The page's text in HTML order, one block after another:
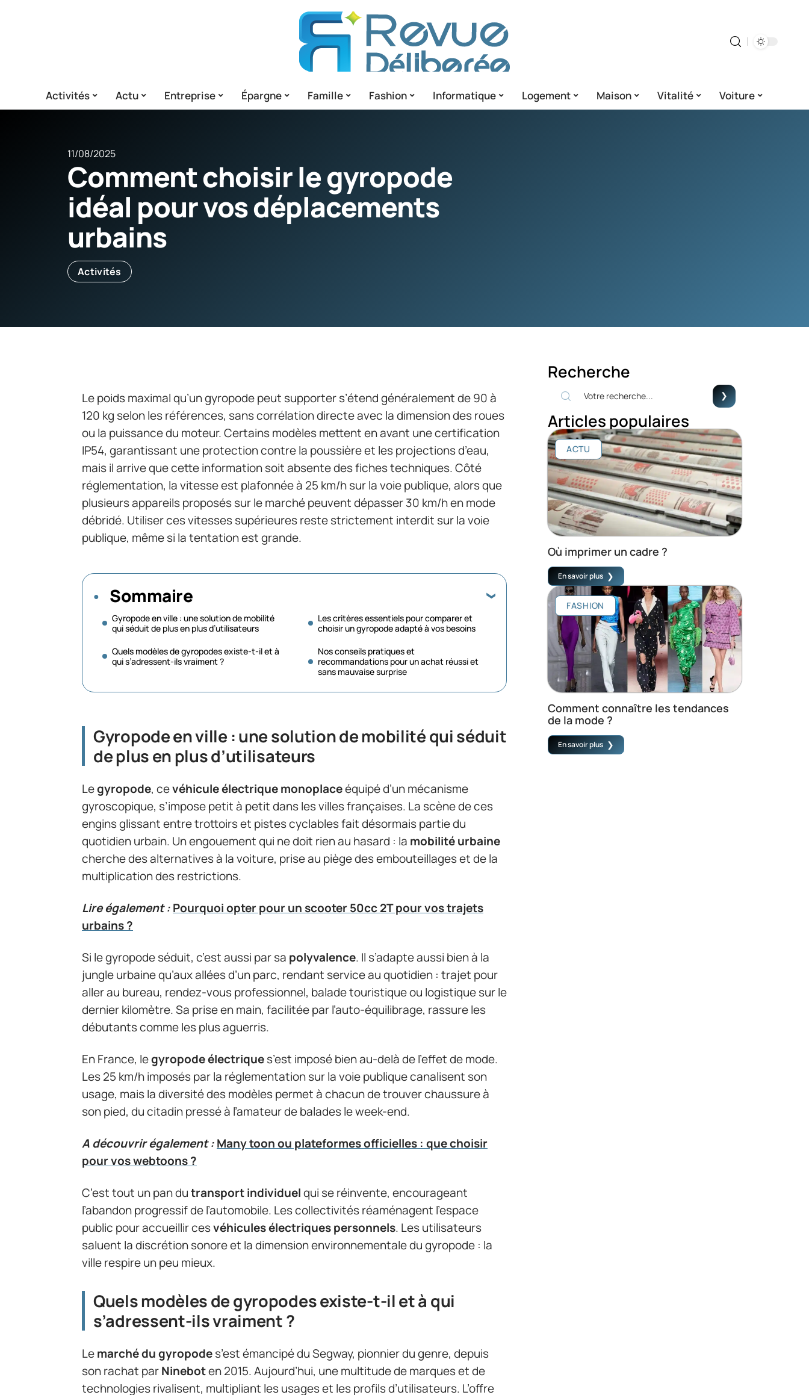
Activités Actu Entreprise Épargne Famille Fashion Informatique Logement Maison Vitalité Voiture
11/08/2025
Comment choisir le gyropode
idéal pour vos déplacements
urbains
Activités
Le poids maximal qu’un gyropode peut supporter s’étend généralement de 90 à
120 kg selon les références, sans corrélation directe avec la dimension des roues
ou la puissance du moteur. Certains modèles mettent en avant une certification
IP54, garantissant une protection contre la poussière et les projections d’eau,
mais il arrive que cette information soit absente des fiches techniques. Côté
réglementation, la vitesse est plafonnée à 25 km/h sur la voie publique, alors que
plusieurs appareils proposés sur le marché peuvent dépasser 30 km/h en mode
débridé. Utiliser ces vitesses supérieures reste strictement interdit sur la voie
publique, même si la tentation est grande.
Sommaire
Gyropode en ville : une solution de mobilité
qui séduit de plus en plus d’utilisateurs
Quels modèles de gyropodes existe-t-il et à
qui s’adressent-ils vraiment ?
Les critères essentiels pour comparer et
choisir un gyropode adapté à vos besoins
Nos conseils pratiques et
recommandations pour un achat réussi et
sans mauvaise surprise
Gyropode en ville : une solution de mobilité qui séduit
de plus en plus d’utilisateurs
Legyropode, cevéhicule électrique monoplaceéquipé d’un mécanisme
gyroscopique, s’impose petit à petit dans les villes françaises. La scène de ces
engins glissant entre trottoirs et pistes cyclables fait désormais partie du
quotidien urbain. Un engouement qui ne doit rien au hasard : la mobilité urbaine
cherche des alternatives à la voiture, prise au piège des embouteillages et de la
multiplication des restrictions.
Lire également :Pourquoi opter pour un scooter 50cc 2T pour vos trajets
urbains ?
Si le gyropode séduit, c’est aussi par sa polyvalence. Il s’adapte aussi bien à la
jungle urbaine qu’aux allées d’un parc, rendant service au quotidien : trajet pour
aller au bureau, rendez-vous professionnel, balade touristique ou logistique sur le
dernier kilomètre. Sa prise en main, facilitée par l’auto-équilibrage, rassure les
débutants comme les plus aguerris.
En France, legyropode électriques’est imposé bien au-delà de l’effet de mode.
Les 25 km/h imposés par la réglementation sur la voie publique canalisent son
usage, mais la diversité des modèles permet à chacun de trouver chaussure à
son pied, du citadin pressé à l’amateur de balades le week-end.
A découvrir également :Many toon ou plateformes officielles : que choisir
pour vos webtoons ?
C’est tout un pan dutransport individuelqui se réinvente, encourageant
l’abandon progressif de l’automobile. Les collectivités réaménagent l’espace
public pour accueillir cesvéhicules électriques personnels. Les utilisateurs
saluent la discrétion sonore et la dimension environnementale du gyropode : la
ville respire un peu mieux.
Quels modèles de gyropodes existe-t-il et à qui
s’adressent-ils vraiment ?
Lemarché du gyropodes’est émancipé du Segway, pionnier du genre, depuis
son rachat parNineboten 2015. Aujourd’hui, une multitude de marques et de
technologies rivalisent, multipliant les usages et les profils d’utilisateurs. L’offre
Recherche
Articles populaires
ACTU
Où imprimer un cadre ?
En savoir plus
FASHION
Comment connaître les tendances
de la mode ?
En savoir plus